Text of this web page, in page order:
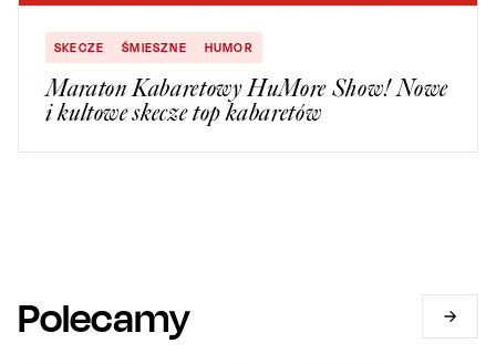
SKECZE ŚMIESZNE HUMOR
Maraton Kabaretowy HuMore Show! Nowe
i kultowe skecze top kabaretów
Polecamy